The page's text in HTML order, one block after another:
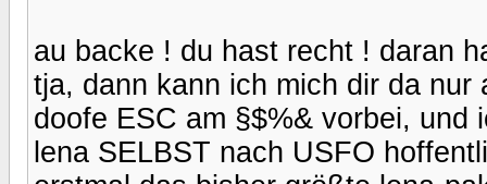
au backe ! du hast recht ! daran
tja, dann kann ich mich dir da
doofe ESC am §$%& vorbei,
lena SELBST nach USFO